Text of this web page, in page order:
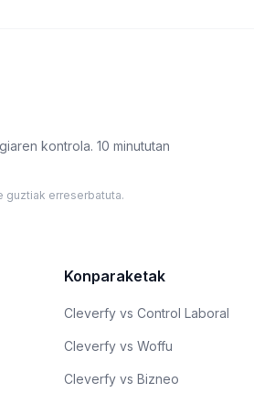
kontrola. 10 minututan
guztiak erreserbatuta.
Konparaketak
Cleverfy vs Control Laboral
Cleverfy vs Woffu
Cleverfy vs Bizneo